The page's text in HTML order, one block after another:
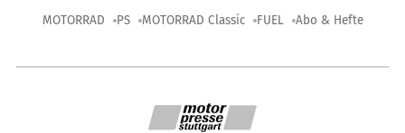
MOTORRAD PS MOTORRAD Classic FUEL Abo & Hefte